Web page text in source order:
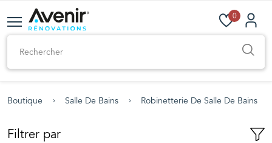
0
Boutique Salle De Bains Robinetterie De Salle De Bains
Filtrer par